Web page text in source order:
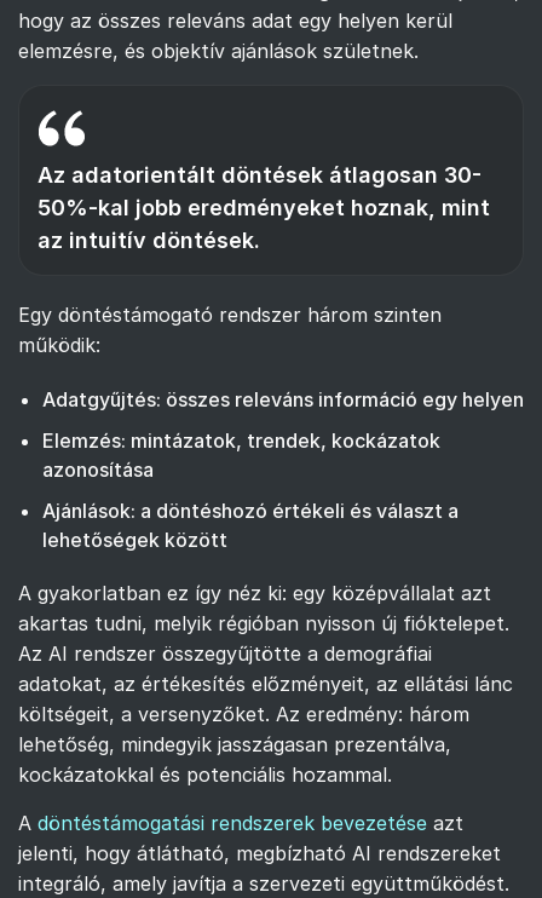
hogy az összes releváns adat egy helyen kerül
elemzésre, és objektív ajánlások születnek.
Az adatorientált döntések átlagosan 30-
50%-kal jobb eredményeket hoznak, mint
az intuitív döntések.
Egy döntéstámogató rendszer három szinten
működik:
Adatgyűjtés: összes releváns információ egy helyen
Elemzés: mintázatok, trendek, kockázatok
azonosítása
Ajánlások: a döntéshozó értékeli és választ a
lehetőségek között
A gyakorlatban ez így néz ki: egy középvállalat azt
akartas tudni, melyik régióban nyisson új fióktelepet.
Az AI rendszer összegyűjtötte a demográfiai
adatokat, az értékesítés előzményeit, az ellátási lánc
költségeit, a versenyzőket. Az eredmény: három
lehetőség, mindegyik jasszágasan prezentálva,
kockázatokkal és potenciális hozammal.
A döntéstámogatási rendszerek bevezetése azt
jelenti, hogy átlátható, megbízható AI rendszereket
integráló, amely javítja a szervezeti együttműködést.